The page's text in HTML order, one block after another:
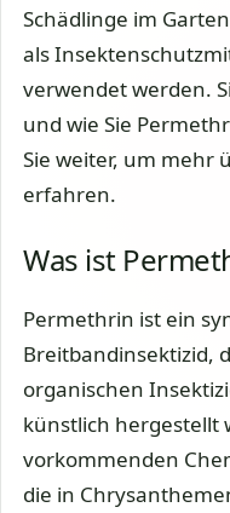
Schädlinge im
als
verwendet werden.
und wie Sie
Sie weiter, um mehr
erfahren.
Was ist
Permethrin ist ein
Breitbandinsektizid,
organischen
künstlich hergestellt
vorkommenden
die in